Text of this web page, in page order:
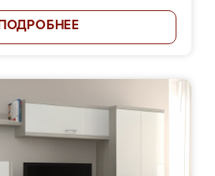
ПОДРОБНЕЕ